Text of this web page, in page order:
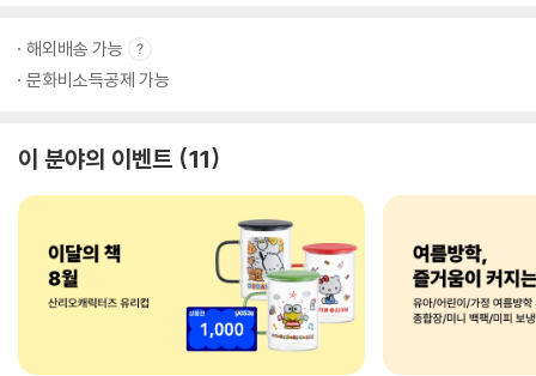
해외배송 가능
문화비소득공제 가능
이 분야의 이벤트 11